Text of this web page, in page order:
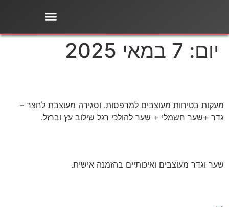
יום: 7 במאי 2025
מעקות בטיחות מעוצבים למרפסות. וסגירה מעוצבת לחצר –
גדר +שער חשמלי + שער להולכי רגל שילוב עץ וברזל.
שער וגדר מעוצבים ואיכותיים בהזמנה אישית.